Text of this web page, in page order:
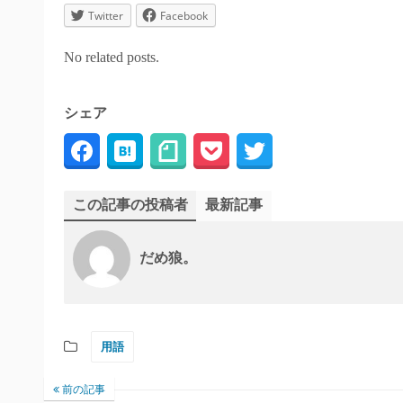
Twitter Facebook
No related posts.
シェア
この記事の投稿者 最新記事
だめ狼。
用語
前の記事